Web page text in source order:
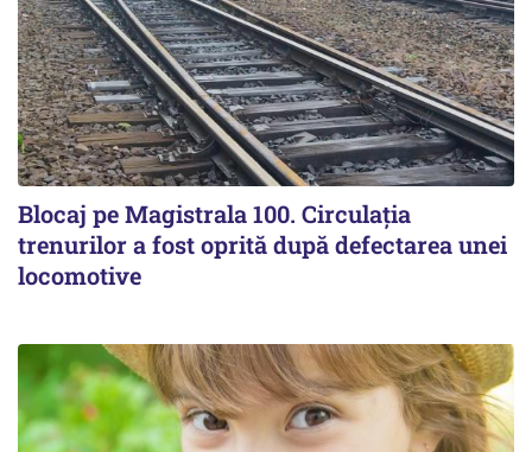
Blocaj pe Magistrala 100. Circulația
trenurilor a fost oprită după defectarea unei
locomotive